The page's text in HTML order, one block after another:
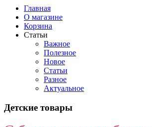
Главная
О магазине
Корзина
Статьи
Важное
Полезное
Новое
Статьи
Разное
Актуальное
Детские товары